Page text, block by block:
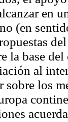
en
(en
la base
al
sobre los